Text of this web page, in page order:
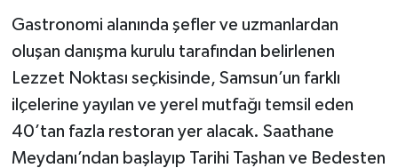
Gastronomi alanında şefler ve uzmanlardan
oluşan danışma kurulu tarafından belirlenen
Lezzet Noktası seçkisinde, Samsun’un farklı
ilçelerine yayılan ve yerel mutfağı temsil eden
40’tan fazla restoran yer alacak. Saathane
Meydanı’ndan başlayıp Tarihi Taşhan ve Bedesten